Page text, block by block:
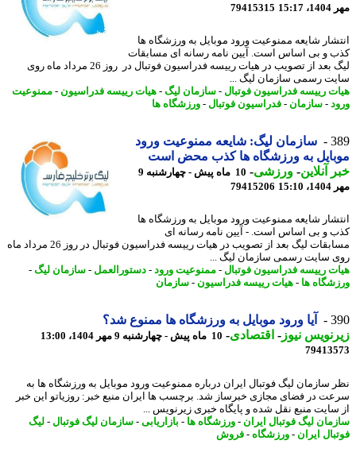
79415315
شایعه ممنوعیت ورود موبایل به ورزشگاه ها
و بی اساس است. آیین نامه رسانه ای مسابقات
لیگ بعد از تصویب در هیات رییسه فدراسیون فوتبال در روز 26 مرداد ماه روی
رسمی سازمان لیگ ...
رییسه فدراسیون فوتبال-سازمان لیگ -هیات رییسه فدراسیون-ممنوعیت
- سازمان -فدراسیون فوتبال-ورزشگاه ها
سازمان لیگ: شایعه ممنوعیت ورود
به ورزشگاه ها کذب محض است
آنلاین-ورزشی-
10 ماه پیش - چهارشنبه 9
79415206
شایعه ممنوعیت ورود موبایل به ورزشگاه ها
و بی اساس است. - آیین نامه رسانه ای
مسابقات لیگ بعد از تصویب در هیات رییسه فدراسیون فوتبال در روز 26 مرداد ماه
سایت رسمی سازمان لیگ ...
رییسه فدراسیون فوتبال-ممنوعیت ورود - دستورالعمل-سازمان لیگ -
ها- هیات رییسه فدراسیون-سازمان
آیا ورود موبایل به ورزشگاه ها ممنوع شد؟
نیوز-اقتصادی-10 ماه پیش - چهارشنبه 9 مهر 1404، 13:00
سازمان لیگ فوتبال ایران درباره ممنوعیت ورود موبایل به ورزشگاه ها به
در فضای مجازی خبرساز شد. برچسب ها ایران منبع خبر: روزیاتو این خبر
منبع نقل شده و پایگاه خبری زیرنویس ...
لیگ فوتبال ایران - ورزشگاه ها- بازاریابی -سازمان لیگ فوتبال-لیگ
ایران - ورزشگاه-فروش